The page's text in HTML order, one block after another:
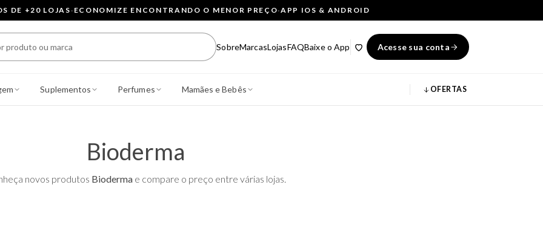
DE +20 LOJAS· ECONOMIZE ENCONTRANDO O MENOR PREÇO·APP IOS & ANDROID
SobreMarcasLojasFAQBaixe o App Acesse sua conta
Suplementos Perfumes Mamães e Bebês OFERTAS
Bioderma
novos produtos Biodermae compare o preço entre várias lojas.